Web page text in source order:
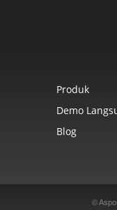
Produk
Demo
Blog
©